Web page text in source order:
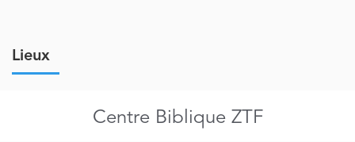
Lieux
Centre Biblique ZTF